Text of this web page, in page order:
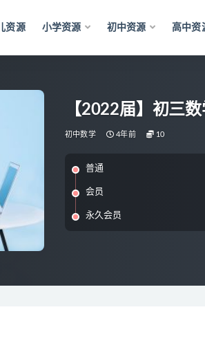
资源 小学资源 初中资源 高中资
【2022届】初三
初中数学 4年前 10
普通
会员
永久会员